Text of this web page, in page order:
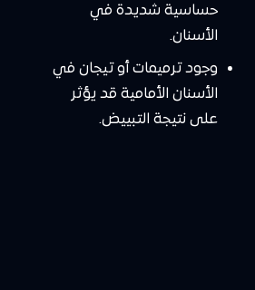
حساسية شديدة في
الأسنان.
وجود ترميمات أو تيجان في
الأسنان الأمامية قد يؤثر
على نتيجة التبييض.